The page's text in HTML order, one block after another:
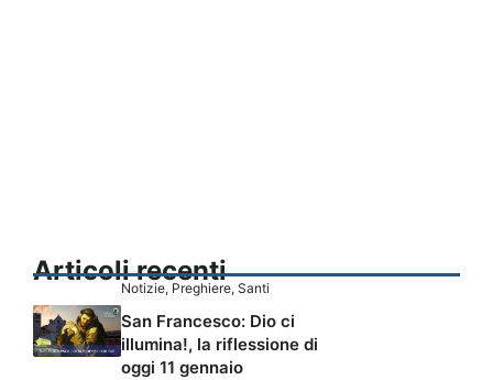
Articoli recenti
Notizie, Preghiere, Santi
San Francesco: Dio ci
illumina!, la riflessione di
oggi 11 gennaio